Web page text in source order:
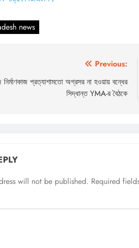
news
Previous:
প্রত্যাশামতো অগ্রসর না হওয়ায় বন্ধের
সিদ্ধান্ত YMA-র বৈঠকে
will not be published. Required